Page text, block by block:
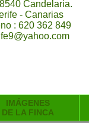
Candelaria.
- Canarias
: 620 362 849
IMÁGENES
DE LA FINCA